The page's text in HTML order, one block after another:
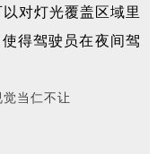
对灯光覆盖区域里
得驾驶员在夜间驾